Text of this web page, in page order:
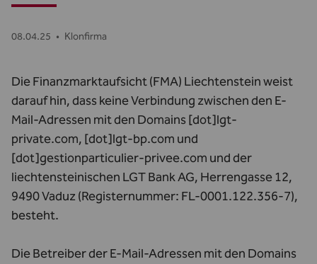
08.04.25 • Klonfirma
Die Finanzmarktaufsicht (FMA) Liechtenstein weist
darauf hin, dass keine Verbindung zwischen den E-
Mail-Adressen mit den Domains [dot]lgt-
private.com, [dot]lgt-bp.com und
[dot]gestionparticulier-privee.com und der
liechtensteinischen LGT Bank AG, Herrengasse 12,
9490 Vaduz (Registernummer: FL-0001.122.356-7),
besteht.
Die Betreiber der E-Mail-Adressen mit den Domains